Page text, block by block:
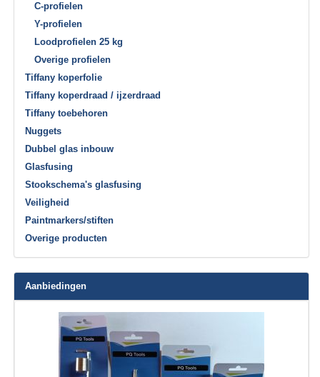
C-profielen
Y-profielen
Loodprofielen 25 kg
Overige profielen
Tiffany koperfolie
Tiffany koperdraad / ijzerdraad
Tiffany toebehoren
Nuggets
Dubbel glas inbouw
Glasfusing
Stookschema's glasfusing
Veiligheid
Paintmarkers/stiften
Overige producten
Aanbiedingen